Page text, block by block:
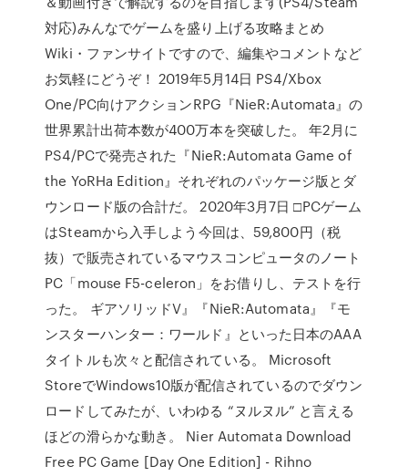
対応)みんなでゲームを盛り上げる攻略まとめ
Wiki・ファンサイトですので、編集やコメントなど
お気軽にどうぞ！ 2019年5月14日 PS4/Xbox
One/PC向けアクションRPG『NieR:Automata』の
世界累計出荷本数が400万本を突破した。 年2月に
PS4/PCで発売された『NieR:Automata Game of
the YoRHa Edition』それぞれのパッケージ版とダ
ウンロード版の合計だ。 2020年3月7日 □PCゲーム
はSteamから入手しよう今回は、59,800円（税
抜）で販売されているマウスコンピュータのノート
PC「mouse F5-celeron」をお借りし、テストを行
った。 ギアソリッドV』『NieR:Automata』『モ
ンスターハンター：ワールド』といった日本のAAA
タイトルも次々と配信されている。 Microsoft
StoreでWindows10版が配信されているのでダウン
ロードしてみたが、いわゆる “ヌルヌル” と言える
ほどの滑らかな動き。 Nier Automata Download
Free PC Game [Day One Edition] - Rihno